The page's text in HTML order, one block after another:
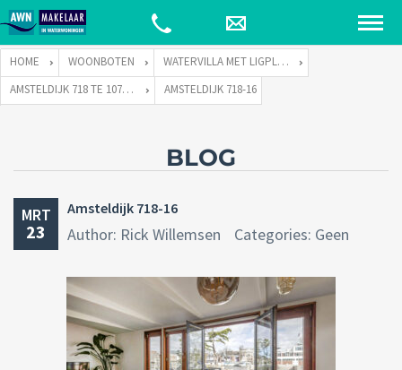
HOME WOONBOTEN
WATERVILLA MET LIGPLAATS
AMSTELDIJK 718 TE 1074 JH AMSTERDAM
AMSTELDIJK 718-16
BLOG
MRT
23
Amsteldijk 718-16
Author: Rick Willemsen Categories: Geen